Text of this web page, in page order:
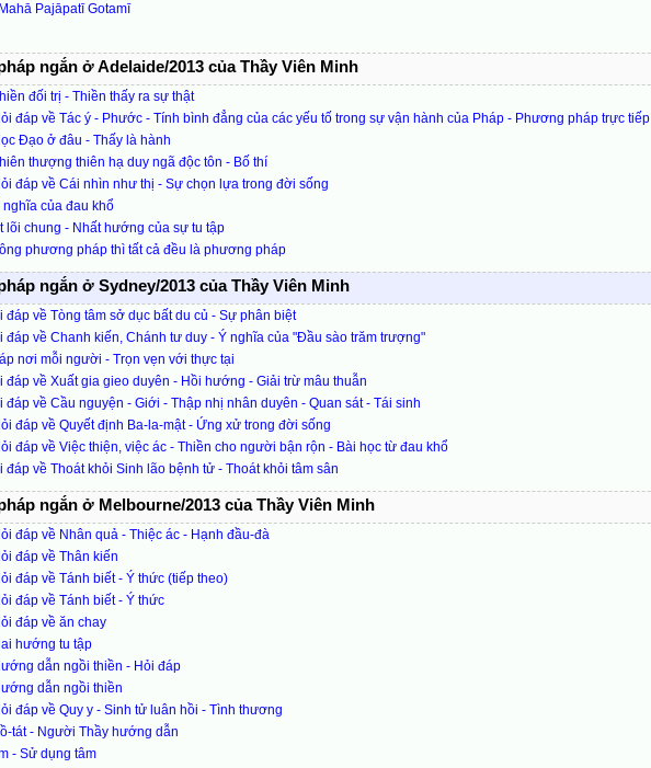
Pajāpatī Gotamī
ngắn ở Adelaide/2013 của Thầy Viên Minh
đối trị - Thiền thấy ra sự thật
đáp về Tác ý - Phước - Tính bình đẳng của các yếu tố trong sự vận hành của Pháp - Phương pháp trực tiếp
Đạo ở đâu - Thấy là hành
thượng thiên hạ duy ngã độc tôn - Bố thí
đáp về Cái nhìn như thị - Sự chọn lựa trong đời sống
nghĩa của đau khổ
lõi chung - Nhất hướng của sự tu tập
phương pháp thì tất cả đều là phương pháp
ngắn ở Sydney/2013 của Thầy Viên Minh
đáp về Tòng tâm sở dục bất du củ - Sự phân biệt
đáp về Chanh kiến, Chánh tư duy - Ý nghĩa của "Đầu sào trăm trượng"
nơi mỗi người - Trọn vẹn với thực tại
đáp về Xuất gia gieo duyên - Hồi hướng - Giải trừ mâu thuẫn
đáp về Cầu nguyện - Giới - Thập nhị nhân duyên - Quan sát - Tái sinh
đáp về Quyết định Ba-la-mật - Ứng xử trong đời sống
đáp về Việc thiện, việc ác - Thiền cho người bận rộn - Bài học từ đau khổ
đáp về Thoát khỏi Sinh lão bệnh tử - Thoát khỏi tâm sân
ngắn ở Melbourne/2013 của Thầy Viên Minh
đáp về Nhân quả - Thiệc ác - Hạnh đầu-đà
đáp về Thân kiến
đáp về Tánh biết - Ý thức (tiếp theo)
đáp về Tánh biết - Ý thức
đáp về ăn chay
hướng tu tập
dẫn ngồi thiền - Hỏi đáp
dẫn ngồi thiền
đáp về Quy y - Sinh tử luân hồi - Tình thương
tát - Người Thầy hướng dẫn
- Sử dụng tâm